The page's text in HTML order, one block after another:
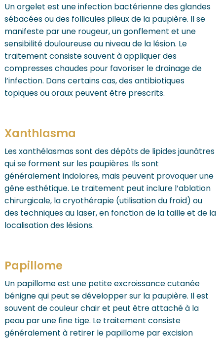
Un orgelet est une infection bactérienne des glandes
sébacées ou des follicules pileux de la paupière. Il se
manifeste par une rougeur, un gonflement et une
sensibilité douloureuse au niveau de la lésion. Le
traitement consiste souvent à appliquer des
compresses chaudes pour favoriser le drainage de
l’infection. Dans certains cas, des antibiotiques
topiques ou oraux peuvent être prescrits.
Xanthlasma
Les xanthélasmas sont des dépôts de lipides jaunâtres
qui se forment sur les paupières. Ils sont
généralement indolores, mais peuvent provoquer une
gêne esthétique. Le traitement peut inclure l’ablation
chirurgicale, la cryothérapie (utilisation du froid) ou
des techniques au laser, en fonction de la taille et de la
localisation des lésions.
Papillome
Un papillome est une petite excroissance cutanée
bénigne qui peut se développer sur la paupière. Il est
souvent de couleur chair et peut être attaché à la
peau par une fine tige. Le traitement consiste
généralement à retirer le papillome par excision